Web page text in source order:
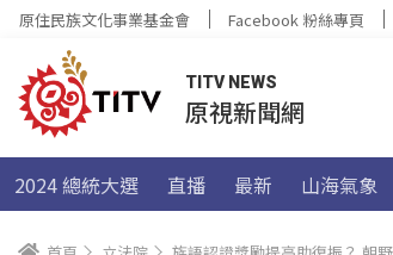
原住民族文化事業基金會 Facebook 粉絲專頁
TITV NEWS
原視新聞網
2024 總統大選 直播 最新 山海氣象